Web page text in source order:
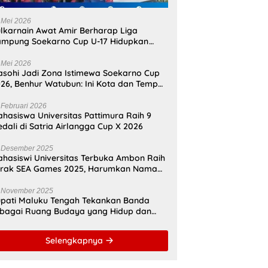
2026
Awat Amir Berharap Liga
Soekarno Cup U-17 Hidupkan
2026
Jadi Zona Istimewa Soekarno Cup
Benhur Watubun: Ini Kota dan Tempat
2026
Universitas Pattimura Raih 9
di Satria Airlangga Cup X 2026
2025
Universitas Terbuka Ambon Raih
SEA Games 2025, Harumkan Nama
2025
Maluku Tengah Tekankan Banda
Ruang Budaya yang Hidup dan
Selengkapnya